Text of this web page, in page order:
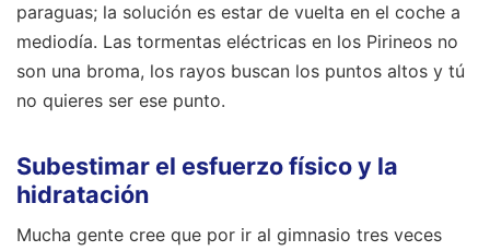
paraguas; la solución es estar de vuelta en el coche a
mediodía. Las tormentas eléctricas en los Pirineos no
son una broma, los rayos buscan los puntos altos y tú
no quieres ser ese punto.
Subestimar el esfuerzo físico y la
hidratación
Mucha gente cree que por ir al gimnasio tres veces